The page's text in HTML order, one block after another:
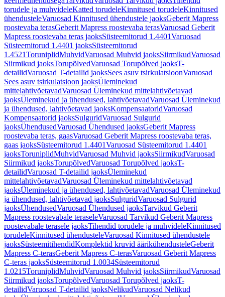
torudele ja muhvideleKatted torudeleKinnitused torudeleKinnitused
ühendusteleVaruosad Kinnitused ühendustele jaoksGeberit Mapress
roostevaba terasGeberit Mapress roostevaba terasVaruosad Geberit
Mapress roostevaba teras jaoksSüsteemitorud 1.4401Varuosad
Süsteemitorud 1.4401 jaoksSüsteemitorud
1.4521ToruniplidMuhvidVaruosad Muhvid jaoksSiirmikudVaruosad
Siirmikud jaoksTorupõlvedVaruosad Torupõlved jaoksT-
detailidVaruosad T-detailid jaoksSees asuv tsirkulatsioonVaruosad
Sees asuv tsirkulatsioon jaoksÜleminekud
mittelahtivõetavadVaruosad Üleminekud mittelahtivõetavad
jaoksÜleminekud ja ühendused, lahtivõetavadVaruosad Üleminekud
ja ühendused, lahtivõetavad jaoksKompensaatoridVaruosad
Kompensaatorid jaoksSulguridVaruosad Sulgurid
jaoksÜhendusedVaruosad Ühendused jaoksGeberit Mapress
roostevaba teras, gaasVaruosad Geberit Mapress roostevaba teras,
gaas jaoksSüsteemitorud 1.4401Varuosad Süsteemitorud 1.4401
jaoksToruniplidMuhvidVaruosad Muhvid jaoksSiirmikudVaruosad
Siirmikud jaoksTorupõlvedVaruosad Torupõlved jaoksT-
detailidVaruosad T-detailid jaoksÜleminekud
mittelahtivõetavadVaruosad Üleminekud mittelahtivõetavad
jaoksÜleminekud ja ühendused, lahtivõetavadVaruosad Üleminekud
ja ühendused, lahtivõetavad jaoksSulguridVaruosad Sulgurid
jaoksÜhendusedVaruosad Ühendused jaoksTarvikud Geberit
Mapress roostevabale teraseleVaruosad Tarvikud Geberit Mapress
roostevabale terasele jaoksTihendid torudele ja muhvideleKinnitused
torudeleKinnitused ühendusteleVaruosad Kinnitused ühendustele
jaoksSüsteemitihendidKomplektid kruvid äärikühendusteleGeberit
Mapress C-terasGeberit Mapress C-terasVaruosad Geberit Mapress
C-teras jaoksSüsteemitorud 1.0034Süsteemitorud
1.0215ToruniplidMuhvidVaruosad Muhvid jaoksSiirmikudVaruosad
Siirmikud jaoksTorupõlvedVaruosad Torupõlved jaoksT-
detailidVaruosad T-detailid jaoksNelikudVaruosad Nelikud